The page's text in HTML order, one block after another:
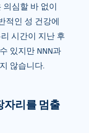
의심할 바 없이
적인 성 건강에
시간이 지난 후
있지만 NNN과
않습니다.
자리를 멈출